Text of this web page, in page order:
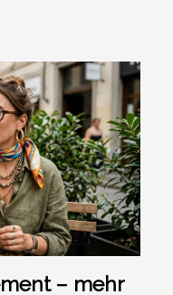
– mehr